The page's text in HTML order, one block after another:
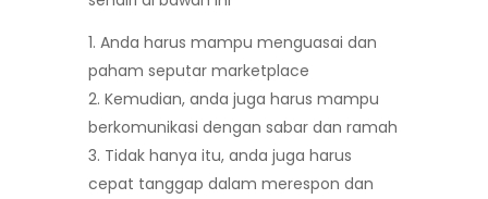
Anda harus mampu menguasai dan
paham seputar marketplace
Kemudian, anda juga harus mampu
berkomunikasi dengan sabar dan ramah
Tidak hanya itu, anda juga harus
cepat tanggap dalam merespon dan